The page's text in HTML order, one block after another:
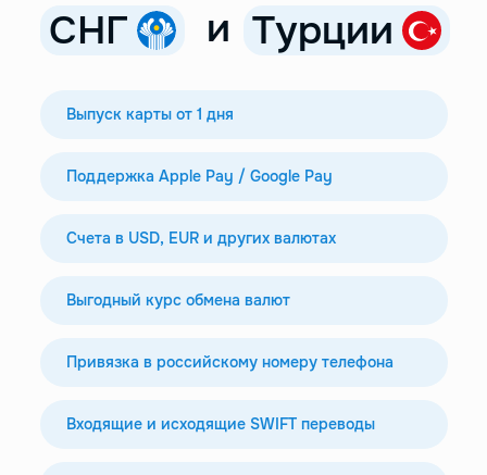
СНГ
и Турции
Выпуск карты от 1 дня
Поддержка Apple Pay / Google Pay
Счета в USD, EUR и других валютах
Выгодный курс обмена валют
Привязка в российскому номеру телефона
Входящие и исходящие SWIFT переводы